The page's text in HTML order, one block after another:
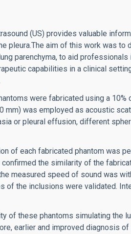
(US) provides valuable
pleura.The aim of this work was
parenchyma, to aid
capabilities in a clinical
were fabricated using a
mm) was employed as acoustic
or pleural effusion, different
of each fabricated phantom was
the similarity of the
measured speed of sound was
of the inclusions were validated.
of these phantoms simulating the
earlier and improved diagnosis